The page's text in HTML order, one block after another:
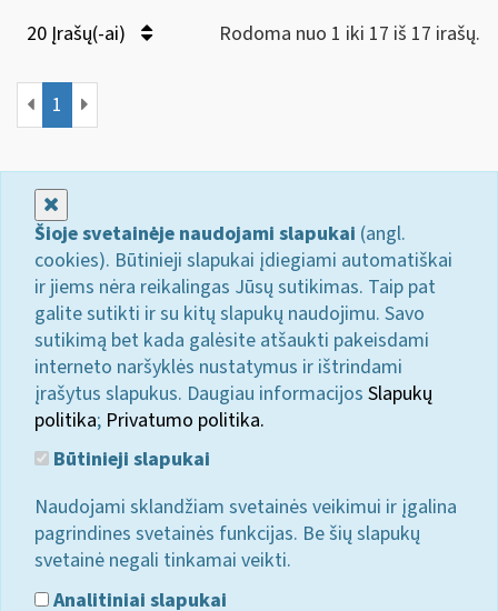
20 Įrašų(-ai) Rodoma nuo 1 iki 17 iš 17 irašų.
1
Šioje svetainėje naudojami slapukai (angl.
cookies). Būtinieji slapukai įdiegiami automatiškai
ir jiems nėra reikalingas Jūsų sutikimas. Taip pat
galite sutikti ir su kitų slapukų naudojimu. Savo
sutikimą bet kada galėsite atšaukti pakeisdami
interneto naršyklės nustatymus ir ištrindami
įrašytus slapukus. Daugiau informacijos Slapukų
politika; Privatumo politika.
Būtinieji slapukai
Naudojami sklandžiam svetainės veikimui ir įgalina
pagrindines svetainės funkcijas. Be šių slapukų
svetainė negali tinkamai veikti.
Analitiniai slapukai